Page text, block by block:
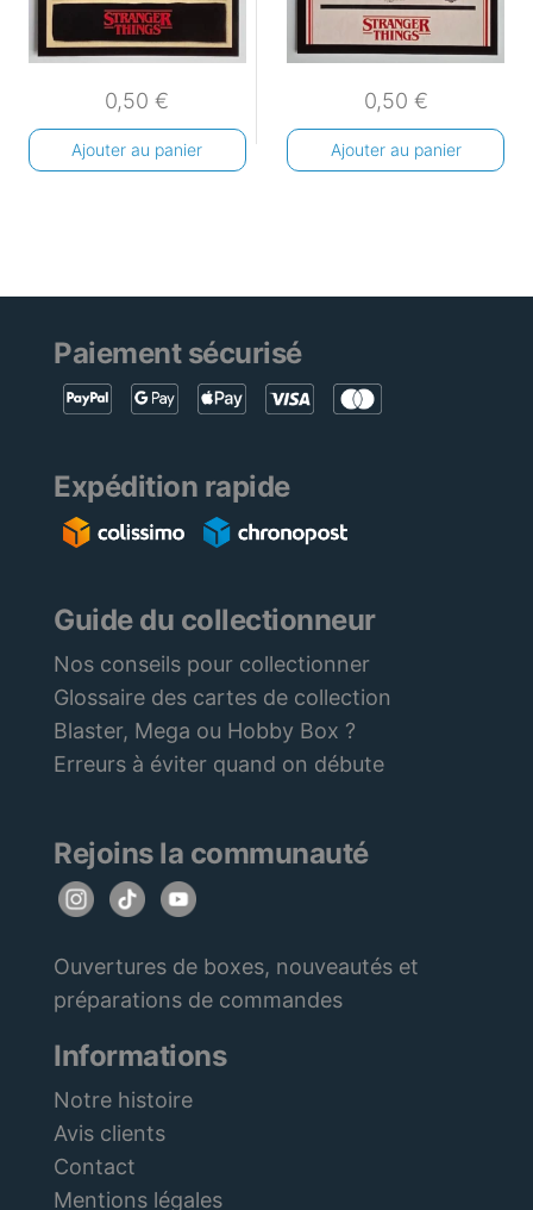
0,50€
Ajouter au panier
0,50 €
Ajouter au panier
Paiement sécurisé
Expédition rapide
Guide du collectionneur
Nos conseils pour collectionner
Glossaire des cartes de collection
Blaster, Mega ou Hobby Box ?
Erreurs à éviter quand on débute
Rejoins la communauté
Ouvertures de boxes, nouveautés et
préparations de commandes
Informations
Notre histoire
Avis clients
Contact
Mentions légales